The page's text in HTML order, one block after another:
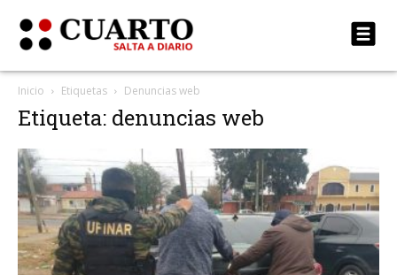
Inicio Etiquetas Denuncias web
Etiqueta: denuncias web